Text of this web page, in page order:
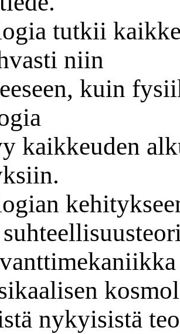
tutkii
niin
kuin
kaikkeuden
nykyisistä